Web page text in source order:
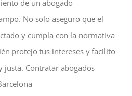
de un abogado
No solo aseguro que el
y cumpla con la normativa
protejo tus intereses y facilito
justa. Contratar abogados